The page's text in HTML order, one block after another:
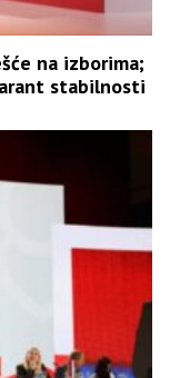
na izborima;
stabilnosti